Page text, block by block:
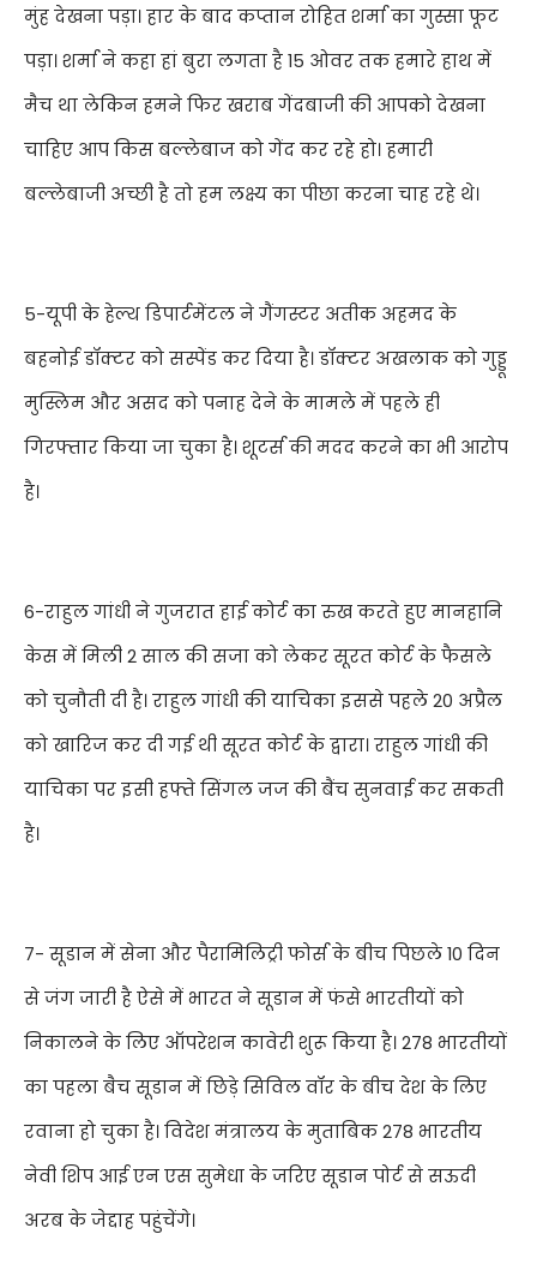
मुंह देखना पड़ा। हार के बाद कप्तान रोहित शर्मा का गुस्सा फूट
पड़ा। शर्मा ने कहा हां बुरा लगता है 15 ओवर तक हमारे हाथ में
मैच था लेकिन हमने फिर खराब गेंदबाजी की आपको देखना
चाहिए आप किस बल्लेबाज को गेंद कर रहे हो। हमारी
बल्लेबाजी अच्छी है तो हम लक्ष्य का पीछा करना चाह रहे थे।
5-यूपी के हेल्थ डिपार्टमेंटल ने गैंगस्टर अतीक अहमद के
बहनोई डॉक्टर को सस्पेंड कर दिया है। डॉक्टर अखलाक को गुड्डू
मुस्लिम और असद को पनाह देने के मामले में पहले ही
गिरफ्तार किया जा चुका है। शूटर्स की मदद करने का भी आरोप
है।
6-राहुल गांधी ने गुजरात हाई कोर्ट का रुख करते हुए मानहानि
केस में मिली 2 साल की सजा को लेकर सूरत कोर्ट के फैसले
को चुनौती दी है। राहुल गांधी की याचिका इससे पहले 20 अप्रैल
को खारिज कर दी गई थी सूरत कोर्ट के द्वारा। राहुल गांधी की
याचिका पर इसी हफ्ते सिंगल जज की बैंच सुनवाई कर सकती
है।
7- सूडान में सेना और पैरामिलिट्री फोर्स के बीच पिछले 10 दिन
से जंग जारी है ऐसे में भारत ने सूडान में फंसे भारतीयों को
निकालने के लिए ऑपरेशन कावेरी शुरू किया है। 278 भारतीयों
का पहला बैच सूडान में छिड़े सिविल वॉर के बीच देश के लिए
रवाना हो चुका है। विदेश मंत्रालय के मुताबिक 278 भारतीय
नेवी शिप आई एन एस सुमेधा के जरिए सूडान पोर्ट से सऊदी
अरब के जेद्दाह पहुंचेंगे।